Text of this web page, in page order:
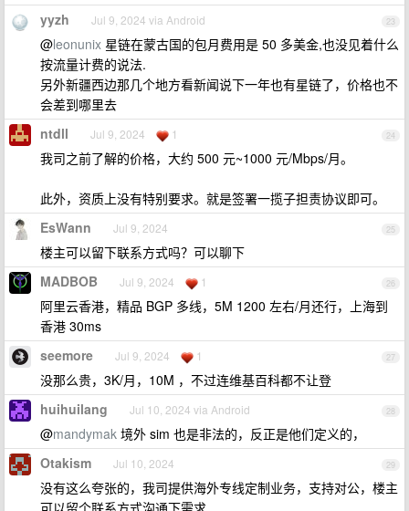
23
yyzh Jul 9, 2024 via Android
@leonunix 星链在蒙古国的包月费用是 50 多美金,也没见着什么
按流量计费的说法.
另外新疆西边那几个地方看新闻说下一年也有星链了，价格也不
会差到哪里去
24
ntdll Jul 9, 2024 1
我司之前了解的价格，大约 500 元~1000 元/Mbps/月。
此外，资质上没有特别要求。就是签署一揽子担责协议即可。
25
EsWann Jul 9, 2024
楼主可以留下联系方式吗？可以聊下
26
MADBOB Jul 9, 2024 1
阿里云香港，精品 BGP 多线，5M 1200 左右/月还行，上海到
香港 30ms
27
seemore Jul 9, 2024 1
没那么贵，3K/月，10M ，不过连维基百科都不让登
28
huihuilang Jul 10, 2024 via Android
@mandymak 境外 sim 也是非法的，反正是他们定义的，
29
Otakism Jul 10, 2024
没有这么夸张的，我司提供海外专线定制业务，支持对公，楼主
可以留个联系方式沟通下需求